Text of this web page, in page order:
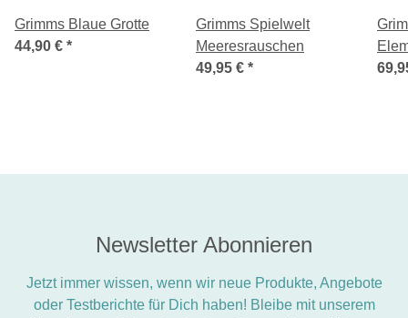
Grimms Blaue Grotte
44,90 € *
Grimms Spielwelt
Meeresrauschen
49,95 € *
Newsletter Abonnieren
Jetzt immer wissen, wenn wir neue Produkte, Angebote
oder Testberichte für Dich haben! Bleibe mit unserem